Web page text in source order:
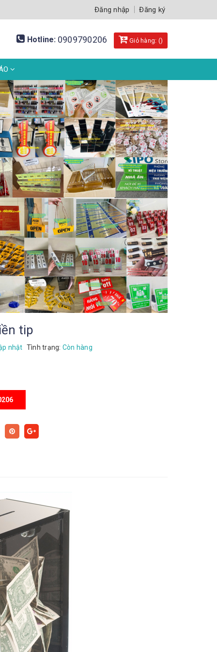
Đăng nhập Đăng ký
Hotline: 0909790206 Giỏ hàng: ()
tip
nhật Tình trạng: Còn hàng